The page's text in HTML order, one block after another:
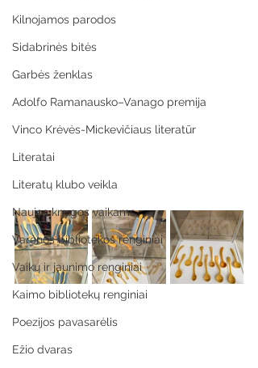
Kilnojamos parodos
Sidabrinės bitės
Garbės ženklas
Adolfo Ramanausko–Vanago premija
Vinco Krėvės-Mickevičiaus literatūr
Literatai
Literatų klubo veikla
Naujos knygos vaikams
Varėnos bibliotekos renginiai
Vaikų ir jaunimo renginiai
Kaimo bibliotekų renginiai
Poezijos pavasarėlis
Ežio dvaras